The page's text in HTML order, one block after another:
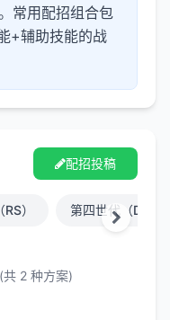
常用配招组合包
+辅助技能的战
配招投稿
） 第四世代（DP）
(共 2 种方案)